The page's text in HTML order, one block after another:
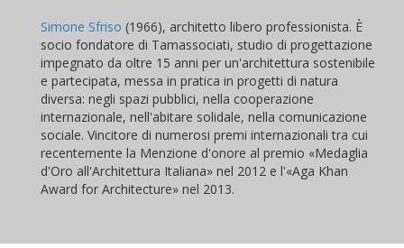
Simone Sfriso (1966), architetto libero professionista. È
socio fondatore di Tamassociati, studio di progettazione
impegnato da oltre 15 anni per un'architettura sostenibile
e partecipata, messa in pratica in progetti di natura
diversa: negli spazi pubblici, nella cooperazione
internazionale, nell'abitare solidale, nella comunicazione
sociale. Vincitore di numerosi premi internazionali tra cui
recentemente la Menzione d'onore al premio «Medaglia
d'Oro all'Architettura Italiana» nel 2012 e l'«Aga Khan
Award for Architecture» nel 2013.